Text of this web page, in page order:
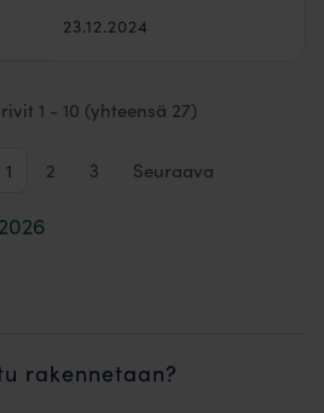
23.12.2024
1 - 10 (yhteensä 27)
1 2 3 Seuraava
rakennetaan?